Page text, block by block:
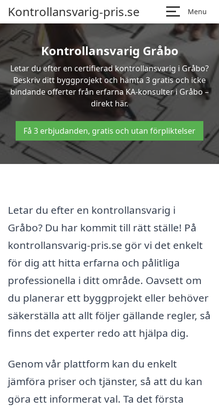
Kontrollansvarig-pris.se Menu
Kontrollansvarig Gråbo
Letar du efter en certifierad kontrollansvarig i Gråbo?
Beskriv ditt byggprojekt och hämta 3 gratis och icke
bindande offerter från erfarna KA-konsulter i Gråbo –
direkt här.
Få 3 erbjudanden, gratis och utan förpliktelser
Letar du efter en kontrollansvarig i
Gråbo? Du har kommit till rätt ställe! På
kontrollansvarig-pris.se gör vi det enkelt
för dig att hitta erfarna och pålitliga
professionella i ditt område. Oavsett om
du planerar ett byggprojekt eller behöver
säkerställa att allt följer gällande regler, så
finns det experter redo att hjälpa dig.
Genom vår plattform kan du enkelt
jämföra priser och tjänster, så att du kan
göra ett informerat val. Ta det första